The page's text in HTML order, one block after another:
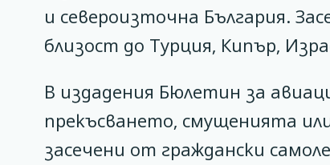
и североизточна България.
близост до Турция, Кипър,
В издадения Бюлетин за
прекъсването, смущенията
засечени от граждански